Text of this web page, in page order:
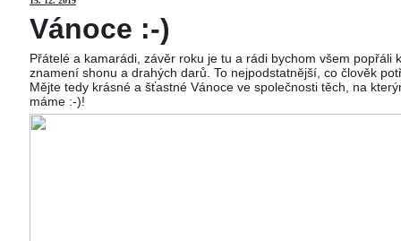
Vánoce :-)
Přátelé a kamarádi, závěr roku je tu a rádi bychom všem
znamení shonu a drahých darů. To nejpodstatnější, co člověk
Mějte tedy krásné a šťastné Vánoce ve společnosti těch, na
máme :-)!